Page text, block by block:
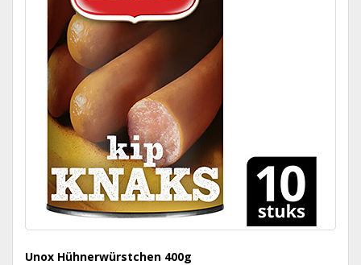
Unox Hühnerwürstchen 400g